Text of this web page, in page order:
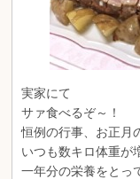
実家にて
サァ食べるぞ～！
恒例の行事、お正月
いつも数キロ体重が
一年分の栄養をとっ